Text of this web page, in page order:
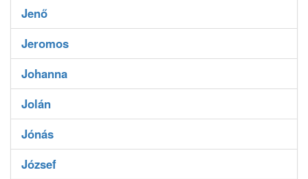
Jenő
Jeromos
Johanna
Jolán
Jónás
József